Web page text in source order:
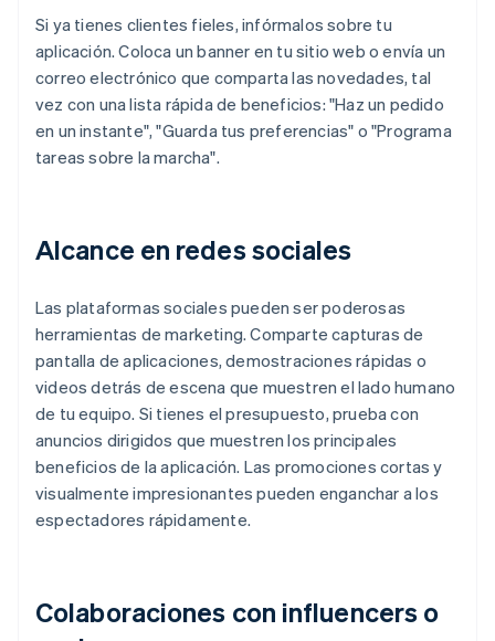
Si ya tienes clientes fieles, infórmalos sobre tu
aplicación. Coloca un banner en tu sitio web o envía un
correo electrónico que comparta las novedades, tal
vez con una lista rápida de beneficios: "Haz un pedido
en un instante", "Guarda tus preferencias" o "Programa
tareas sobre la marcha".
Alcance en redes sociales
Las plataformas sociales pueden ser poderosas
herramientas de marketing. Comparte capturas de
pantalla de aplicaciones, demostraciones rápidas o
videos detrás de escena que muestren el lado humano
de tu equipo. Si tienes el presupuesto, prueba con
anuncios dirigidos que muestren los principales
beneficios de la aplicación. Las promociones cortas y
visualmente impresionantes pueden enganchar a los
espectadores rápidamente.
Colaboraciones con influencers o